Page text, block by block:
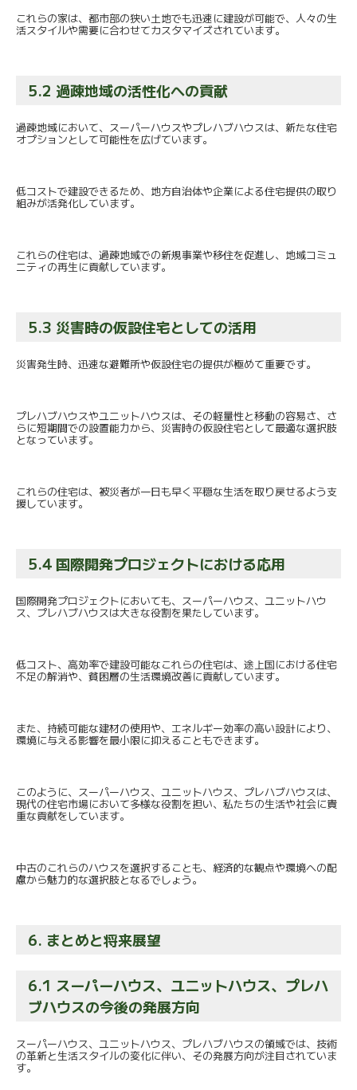
これらの家は、都市部の狭い土地でも迅速に建設が可能で、 人々の生
活スタイルや需要に合わせてカスタマイズされています。
5.2 過疎地域の活性化への貢献
過疎地域において、スーパーハウスやプレハブハウスは、 新たな住宅
オプションとして可能性を広げています。
低コストで建設できるため、 地方自治体や企業による住宅提供の取り
組みが活発化しています。
これらの住宅は、過疎地域での新規事業や移住を促進し、 地域コミュ
ニティの再生に貢献しています。
5.3 災害時の仮設住宅としての活用
災害発生時、迅速な避難所や仮設住宅の提供が極めて重要です。
プレハブハウスやユニットハウスは、その軽量性と移動の容易さ、 さ
らに短期間での設置能力から、 災害時の仮設住宅として最適な選択肢
となっています。
これらの住宅は、 被災者が一日も早く平穏な生活を取り戻せるよう支
援しています。
5.4 国際開発プロジェクトにおける応用
国際開発プロジェクトにおいても、スーパーハウス、 ユニットハウ
ス、プレハブハウスは大きな役割を果たしています。
低コスト、高効率で建設可能なこれらの住宅は、 途上国における住宅
不足の解消や、 貧困層の生活環境改善に貢献しています。
また、持続可能な建材の使用や、 エネルギー効率の高い設計により、
環境に与える影響を最小限に抑えることもできます。
このように、スーパーハウス、ユニットハウス、 プレハブハウスは、
現代の住宅市場において多様な役割を担い、 私たちの生活や社会に貴
重な貢献をしています。
中古のこれらのハウスを選択することも、 経済的な観点や環境への配
慮から魅力的な選択肢となるでしょう。
6. まとめと将来展望
6.1 スーパーハウス、ユニットハウス、 プレハ
ブハウスの今後の発展方向
スーパーハウス、ユニットハウス、プレハブハウスの領域では、 技術
の革新と生活スタイルの変化に伴い、 その発展方向が注目されていま
す。